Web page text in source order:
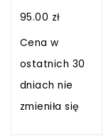
95.00 zł
Cena w
ostatnich 30
dniach nie
zmieniła się